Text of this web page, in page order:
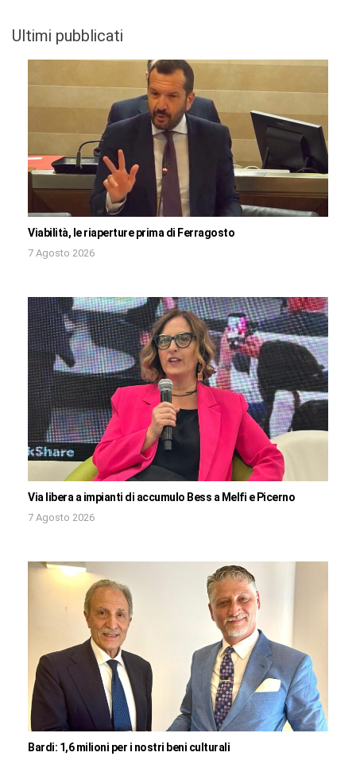
Ultimi pubblicati
Viabilità, le riaperture prima di Ferragosto
7 Agosto 2026
Via libera a impianti di accumulo Bess a Melfi e Picerno
7 Agosto 2026
Bardi: 1,6 milioni per i nostri beni culturali